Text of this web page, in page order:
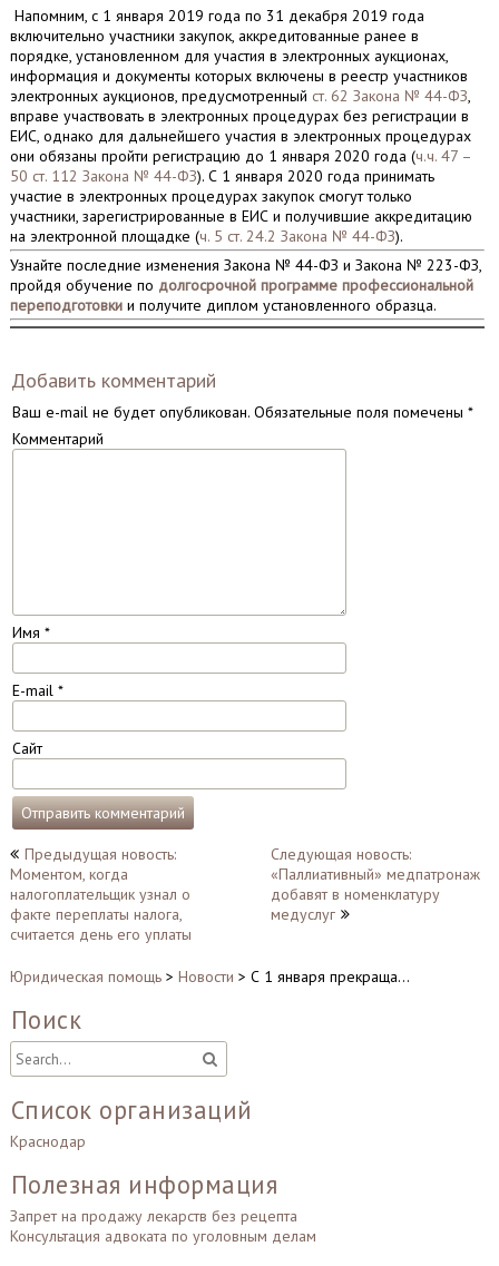
Напомним, с 1 января 2019 года по 31 декабря 2019 года
включительно участники закупок, аккредитованные ранее в
порядке, установленном для участия в электронных аукционах,
информация и документы которых включены в реестр участников
электронных аукционов, предусмотренный ст. 62 Закона № 44-ФЗ,
вправе участвовать в электронных процедурах без регистрации в
ЕИС, однако для дальнейшего участия в электронных процедурах
они обязаны пройти регистрацию до 1 января 2020 года (ч.ч. 47 –
50 ст. 112 Закона № 44-ФЗ). С 1 января 2020 года принимать
участие в электронных процедурах закупок смогут только
участники, зарегистрированные в ЕИС и получившие аккредитацию
на электронной площадке (ч. 5 ст. 24.2 Закона № 44-ФЗ).
Узнайте последние изменения Закона № 44-ФЗ и Закона № 223-ФЗ,
пройдя обучение по долгосрочной программе профессиональной
переподготовки и получите диплом установленного образца.
Добавить комментарий
Ваш e-mail не будет опубликован.Обязательные поля помечены *
Комментарий
Имя *
E-mail *
Сайт
Навигация
по
записям
Предыдущая новость:
Моментом, когда
налогоплательщик узнал о
факте переплаты налога,
считается день его уплаты
Следующая новость:
«Паллиативный» медпатронаж
добавят в номенклатуру
медуслуг
Юридическая помощь> Новости > С 1 января прекраща…
Поиск
Список организаций
Краснодар
Полезная информация
Запрет на продажу лекарств без рецепта
Консультация адвоката по уголовным делам